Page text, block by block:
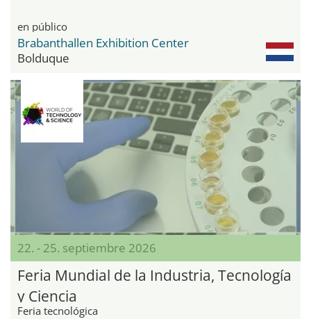
en público
Brabanthallen Exhibition Center
Bolduque
22. - 25. septiembre 2026
Feria Mundial de la Industria, Tecnología
y Ciencia
Feria tecnológica